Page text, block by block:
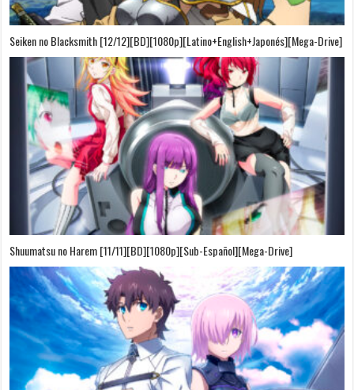
Seiken no Blacksmith [12/12][BD][1080p][Latino+English+Japonés][Mega-Drive]
Shuumatsu no Harem [11/11][BD][1080p][Sub-Español][Mega-Drive]